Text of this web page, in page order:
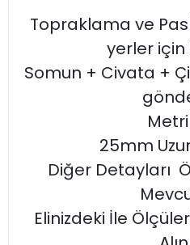
Topraklama ve
yerler için
Somun + Civata +
25mm
Diğer Detayları
Elinizdeki İle